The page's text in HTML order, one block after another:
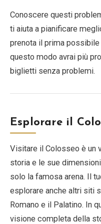
Conoscere questi
ti aiuta a pianificare
prenota il prima
questo modo avrai più
biglietti senza problemi.
Esplorare il
Visitare il Colosseo è un
storia e le sue
solo la famosa arena. Il
esplorare anche altri siti
Romano e il Palatino. In
visione completa della